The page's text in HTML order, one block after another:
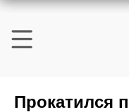
Прокатился